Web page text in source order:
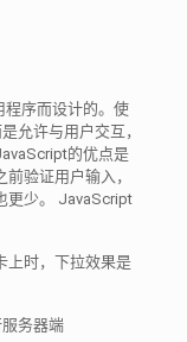
序而设计的。使
允许与用户交互，
的优点是
验证用户输入，
更少。 JavaScript
上时，下拉效果是
务器端